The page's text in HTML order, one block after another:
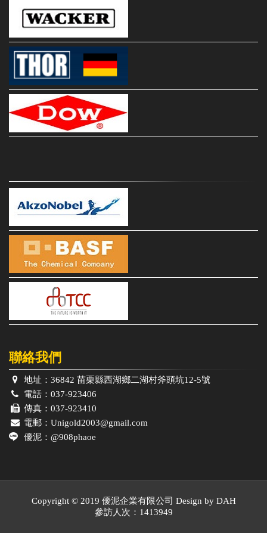
聯絡我們
地址： 36842 苗栗縣西湖鄉二湖村斧頭坑12-5號
電話： 037-923406
傳真： 037-923410
電郵： Unigold2003@gmail.com
優泥： @908phaoe
Copyright © 2019 優泥企業有限公司 Design by DAH
參訪人次：1413949